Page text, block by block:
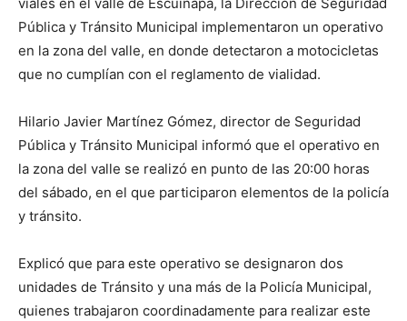
Pública y Tránsito Municipal implementaron un operativo
en la zona del valle, en donde detectaron a motocicletas
que no cumplían con el reglamento de vialidad.
Hilario Javier Martínez Gómez, director de Seguridad
Pública y Tránsito Municipal informó que el operativo en
la zona del valle se realizó en punto de las 20:00 horas
del sábado, en el que participaron elementos de la policía
y tránsito.
Explicó que para este operativo se designaron dos
unidades de Tránsito y una más de la Policía Municipal,
quienes trabajaron coordinadamente para realizar este